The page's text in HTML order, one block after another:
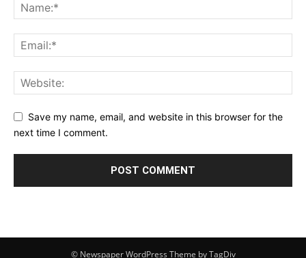
Save my name, email, and website in this browser for the
next time I comment.
© Newspaper WordPress Theme by TagDiv